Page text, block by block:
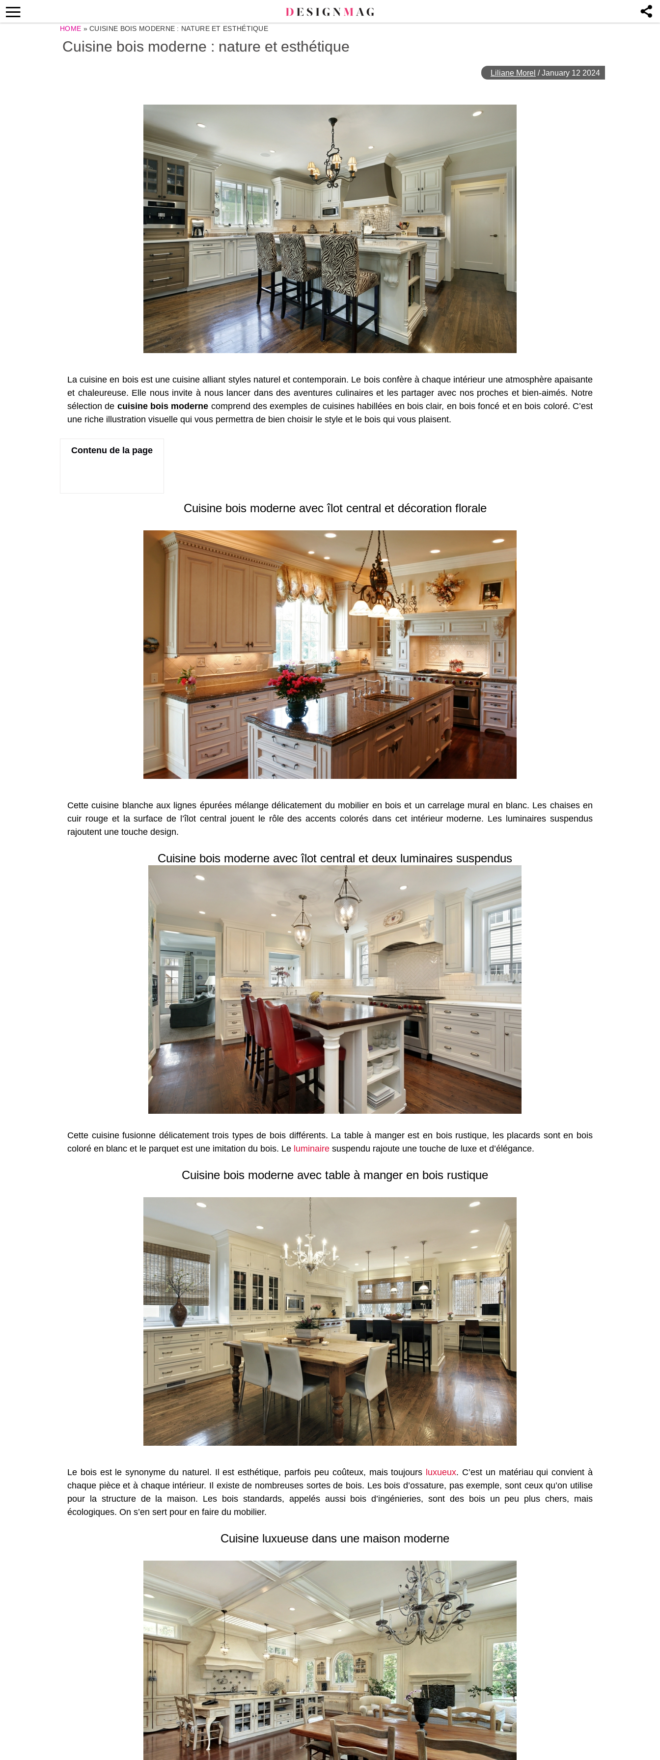
HOME »CUISINE BOIS MODERNE : NATURE ET ESTHÉTIQUE
Cuisine bois moderne : nature et esthétique
Liliane Morel /January 12 2024
La cuisine en bois est une cuisine alliant styles naturel et contemporain. Le bois confère à chaque intérieur une atmosphère apaisante
et chaleureuse. Elle nous invite à nous lancer dans des aventures culinaires et les partager avec nos proches et bien-aimés. Notre
sélection de cuisine bois moderne comprend des exemples de cuisines habillées en bois clair, en bois foncé et en bois coloré. C’est
une riche illustration visuelle qui vous permettra de bien choisir le style et le bois qui vous plaisent.
Contenu de la page
Cuisine bois moderne avec îlot central et décoration florale
Cette cuisine blanche aux lignes épurées mélange délicatement du mobilier en bois et un carrelage mural en blanc. Les chaises en
cuir rouge et la surface de l’îlot central jouent le rôle des accents colorés dans cet intérieur moderne. Les luminaires suspendus
rajoutent une touche design.
Cuisine bois moderne avec îlot central et deux luminaires suspendus
Cette cuisine fusionne délicatement trois types de bois différents. La table à manger est en bois rustique, les placards sont en bois
coloré en blanc et le parquet est une imitation du bois. Le luminaire suspendu rajoute une touche de luxe et d’élégance.
Cuisine bois moderne avec table à manger en bois rustique
Le bois est le synonyme du naturel. Il est esthétique, parfois peu coûteux, mais toujours luxueux. C’est un matériau qui convient à
chaque pièce et à chaque intérieur. Il existe de nombreuses sortes de bois. Les bois d’ossature, pas exemple, sont ceux qu’on utilise
pour la structure de la maison. Les bois standards, appelés aussi bois d’ingénieries, sont des bois un peu plus chers, mais
écologiques. On s’en sert pour en faire du mobilier.
Cuisine luxueuse dans une maison moderne